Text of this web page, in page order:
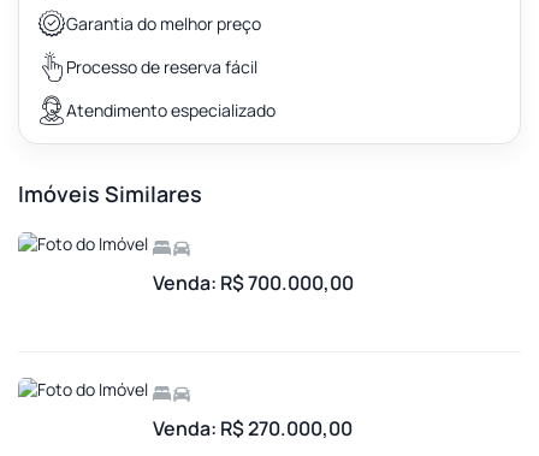
Garantia do melhor preço
Processo de reserva fácil
Atendimento especializado
Imóveis Similares
Venda: R$ 700.000,00
Venda: R$ 270.000,00